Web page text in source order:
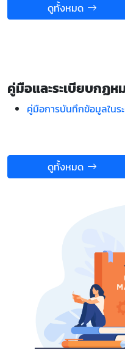
ดูทั้งหมด
คู่มือและระเบียบกฏห
คู่มือการบันทึกข้อมูลในร
ดูทั้งหมด